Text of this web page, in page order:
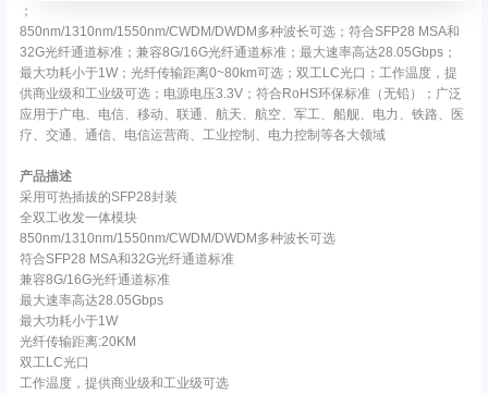
；
850nm/1310nm/1550nm/CWDM/DWDM多种波长可选；符合SFP28 MSA和
32G光纤通道标准；兼容8G/16G光纤通道标准；最大速率高达28.05Gbps；
最大功耗小于1W；光纤传输距离0~80km可选；双工LC光口；工作温度，提
供商业级和工业级可选；电源电压3.3V；符合RoHS环保标准（无铅）；广泛
应用于广电、电信、移动、联通、航天、航空、军工、船舰、电力、铁路、医
疗、交通、通信、电信运营商、工业控制、电力控制等各大领域
产品描述
采用可热插拔的SFP28封装
全双工收发一体模块
850nm/1310nm/1550nm/CWDM/DWDM多种波长可选
符合SFP28 MSA和32G光纤通道标准
兼容8G/16G光纤通道标准
最大速率高达28.05Gbps
最大功耗小于1W
光纤传输距离:20KM
双工LC光口
工作温度，提供商业级和工业级可选